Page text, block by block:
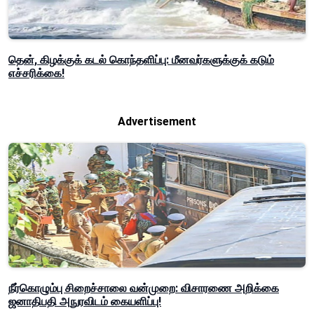
தென், கிழக்குக் கடல் கொந்தளிப்பு: மீனவர்களுக்குக் கடும்
எச்சரிக்கை!
Advertisement
நீர்கொழும்பு சிறைச்சாலை வன்முறை: விசாரணை அறிக்கை
ஜனாதிபதி அநுரவிடம் கையளிப்பு!